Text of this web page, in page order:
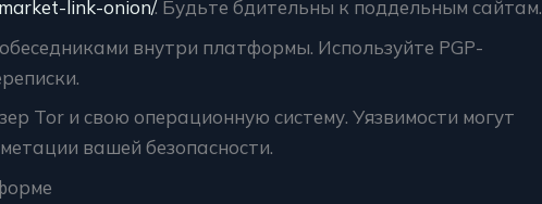
link-onion/. Будьте бдительны к поддельным сайтам.
внутри платформы. Используйте PGP-
Tor и свою операционную систему. Уязвимости могут
вашей безопасности.